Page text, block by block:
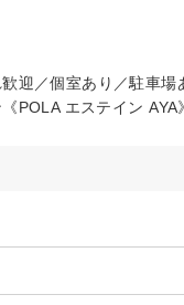
迎／個室あり／駐車
POLA エステイン